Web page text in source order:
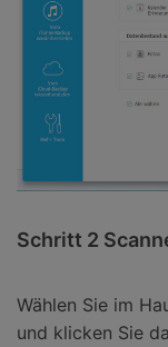
Schritt 2
Wählen Sie im
und klicken Sie